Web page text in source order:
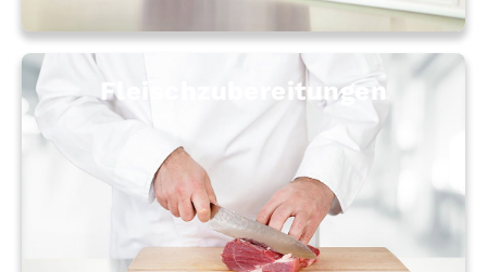
Fleisch­zu­be­rei­tun­gen